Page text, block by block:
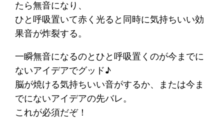
たら無音になり、
ひと呼吸置いて赤く光ると同時に気持ちいい効
果音が炸裂する。
一瞬無音になるのとひと呼吸置くのが今までに
ないアイデアでグッド♪
脳が焼ける気持ちいい音がするか、または今ま
でにないアイデアの先バレ。
これが必須だぞ！